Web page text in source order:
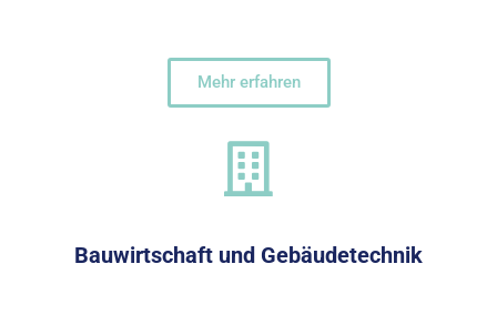
Mehr erfahren
Bauwirtschaft und Gebäudetechnik